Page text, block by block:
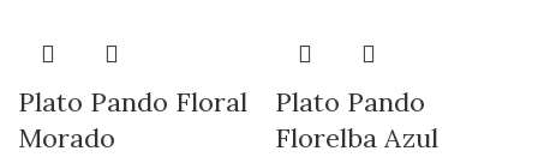
Plato Pando Floral
Morado
Plato Pando
Florelba Azul